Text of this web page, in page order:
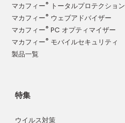
マカフィー®
トータルプロテクション
マカフィー® ウェブアドバイザー
マカフィー® PC オプティマイザー
マカフィー® モバイルセキュリティ
製品一覧
特集
ウイルス対策